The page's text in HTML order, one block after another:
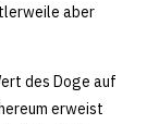
aber
des Doge auf
erweist